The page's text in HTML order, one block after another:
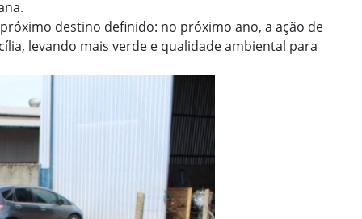
destino definido: no próximo ano, a ação de
levando mais verde e qualidade ambiental para